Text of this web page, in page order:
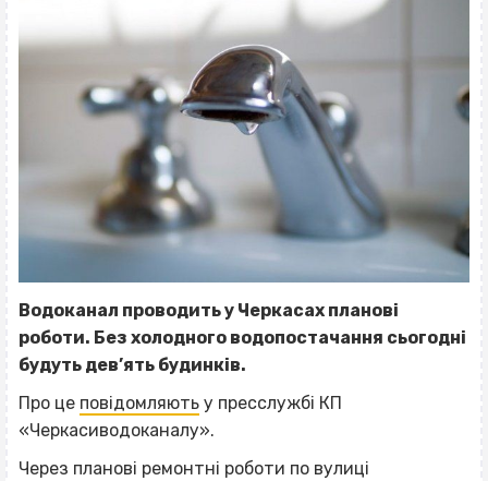
Водоканал проводить у Черкасах планові
роботи. Без холодного водопостачання сьогодні
будуть дев’ять будинків.
Про це повідомляють у пресслужбі КП
«Черкасиводоканалу».
Через планові ремонтні роботи по вулиці